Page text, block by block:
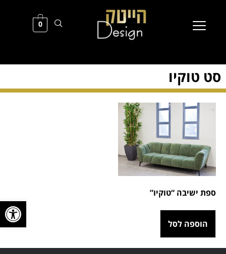
פתח
0
סט טוקיו
ספת ישיבה “טוקיו”
הוספה לסל